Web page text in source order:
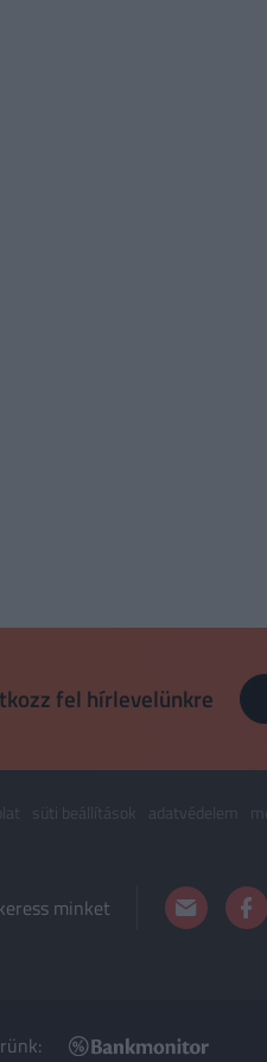
fel hírlevelünkre
süti beállítások adatvédelem
minket